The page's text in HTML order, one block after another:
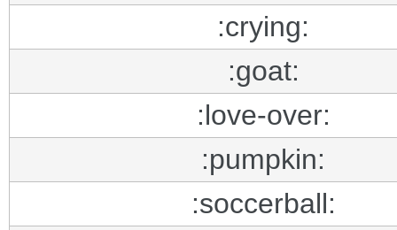
:crying:
:goat:
:love-over:
:pumpkin:
:soccerball: